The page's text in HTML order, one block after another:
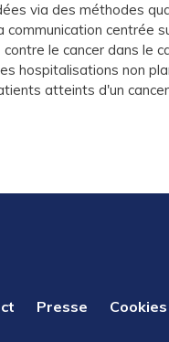
via des méthodes
centrée
le cancer dans le
hospitalisations non
atteints d'un
Presse Cookies